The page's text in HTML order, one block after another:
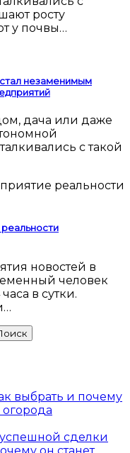
росту
у почвы…
незаменимым
с такой
человек
в сутки.
выбрать и почему
сделки
он станет